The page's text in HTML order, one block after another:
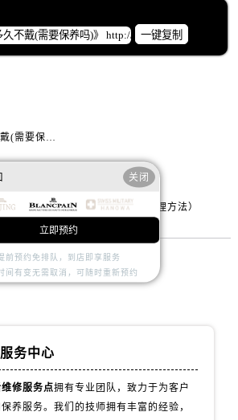
一键复制
宝珀机械表可以放多久不戴(需要保养吗)
怎么办？（手表脱漆的处理方法）
确怎么办？（手表走时不准的处理方法）
务中心
修服务点拥有专业团队，致力于为客户
养服务。我们的技师拥有丰富的经验，
关闭
立即预约
前预约免排队，到店即享服务
间有变无需取消，可随时重新预约